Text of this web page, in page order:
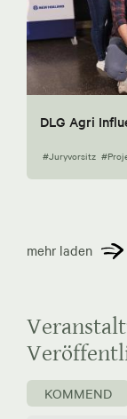
DLG Agri
#Juryvorsitz
mehr laden
KOMMEND